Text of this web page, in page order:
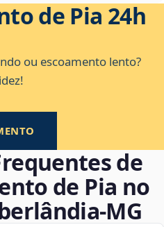
de Pia 24h
ou escoamento lento?
de
de Pia no